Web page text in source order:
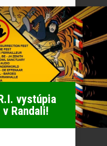
vystúpia
Randali!